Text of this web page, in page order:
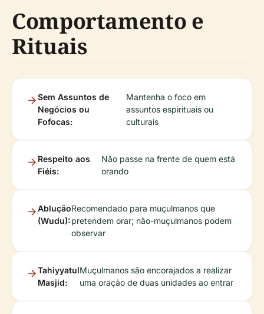
Comportamento e
Rituais
Sem Assuntos de
Negócios ou
Fofocas:
Mantenha o foco em
assuntos espirituais ou
culturais
Respeito aos
Fiéis:
Não passe na frente de quem está
orando
Ablução
(Wudu):
Recomendado para muçulmanos que
pretendem orar; não-muçulmanos podem
observar
Tahiyyatul
Masjid:
Muçulmanos são encorajados a realizar
uma oração de duas unidades ao entrar